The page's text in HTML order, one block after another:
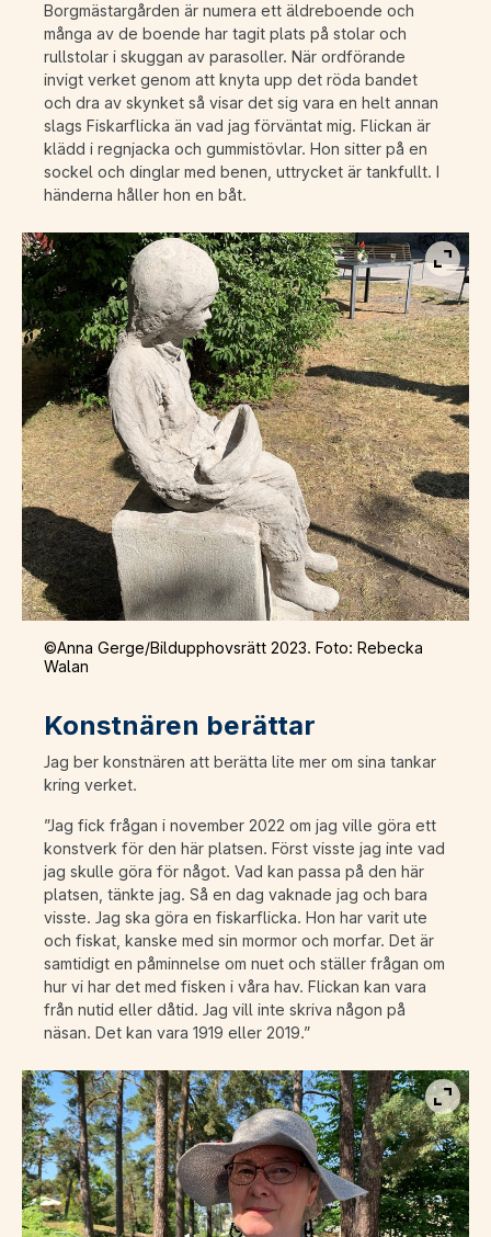
Borgmästargården är numera ett äldreboende och
många av de boende har tagit plats på stolar och
rullstolar i skuggan av parasoller. När ordförande
invigt verket genom att knyta upp det röda bandet
och dra av skynket så visar det sig vara en helt annan
slags Fiskarflicka än vad jag förväntat mig. Flickan är
klädd i regnjacka och gummistövlar. Hon sitter på en
sockel och dinglar med benen, uttrycket är tankfullt. I
händerna håller hon en båt.
Visa
©Anna Gerge/Bildupphovsrätt 2023. Foto: Rebecka
Walan
Konstnären berättar
Jag ber konstnären att berätta lite mer om sina tankar
kring verket.
”Jag fick frågan i november 2022 om jag ville göra ett
konstverk för den här platsen. Först visste jag inte vad
jag skulle göra för något. Vad kan passa på den här
platsen, tänkte jag. Så en dag vaknade jag och bara
visste. Jag ska göra en fiskarflicka. Hon har varit ute
och fiskat, kanske med sin mormor och morfar. Det är
samtidigt en påminnelse om nuet och ställer frågan om
hur vi har det med fisken i våra hav. Flickan kan vara
från nutid eller dåtid. Jag vill inte skriva någon på
näsan. Det kan vara 1919 eller 2019.”
Visa